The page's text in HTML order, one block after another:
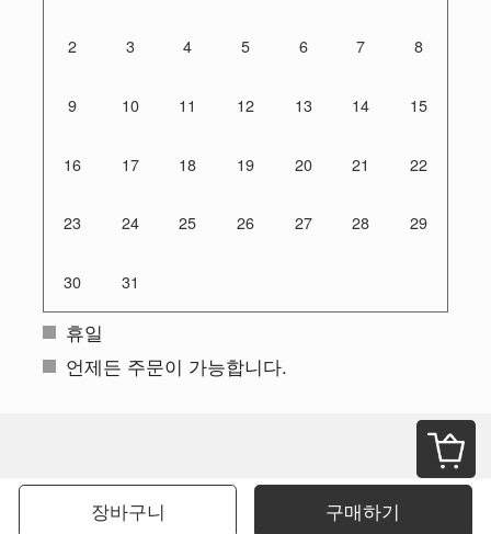
장바구니 구매하기
2 3 4 5 6 7 8
9 10 11 12 13 14 15
16 17 18 19 20 21 22
23 24 25 26 27 28 29
30 31
휴일
언제든 주문이 가능합니다.